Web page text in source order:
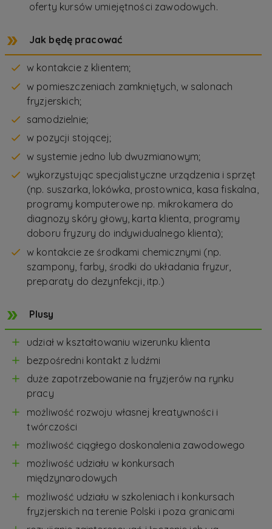
oferty kursów umiejętności zawodowych.
Jak będę pracować
w kontakcie z klientem;
w pomieszczeniach zamkniętych, w salonach
fryzjerskich;
samodzielnie;
w pozycji stojącej;
w systemie jedno lub dwuzmianowym;
wykorzystując specjalistyczne urządzenia i sprzęt
(np. suszarka, lokówka, prostownica, kasa fiskalna,
programy komputerowe np. mikrokamera do
diagnozy skóry głowy, karta klienta, programy
doboru fryzury do indywidualnego klienta);
w kontakcie ze środkami chemicznymi (np.
szampony, farby, środki do układania fryzur,
preparaty do dezynfekcji, itp.)
Plusy
udział w kształtowaniu wizerunku klienta
bezpośredni kontakt z ludźmi
duże zapotrzebowanie na fryzjerów na rynku
pracy
możliwość rozwoju własnej kreatywności i
twórczości
możliwość ciągłego doskonalenia zawodowego
możliwość udziału w konkursach
międzynarodowych
możliwość udziału w szkoleniach i konkursach
fryzjerskich na terenie Polski i poza granicami